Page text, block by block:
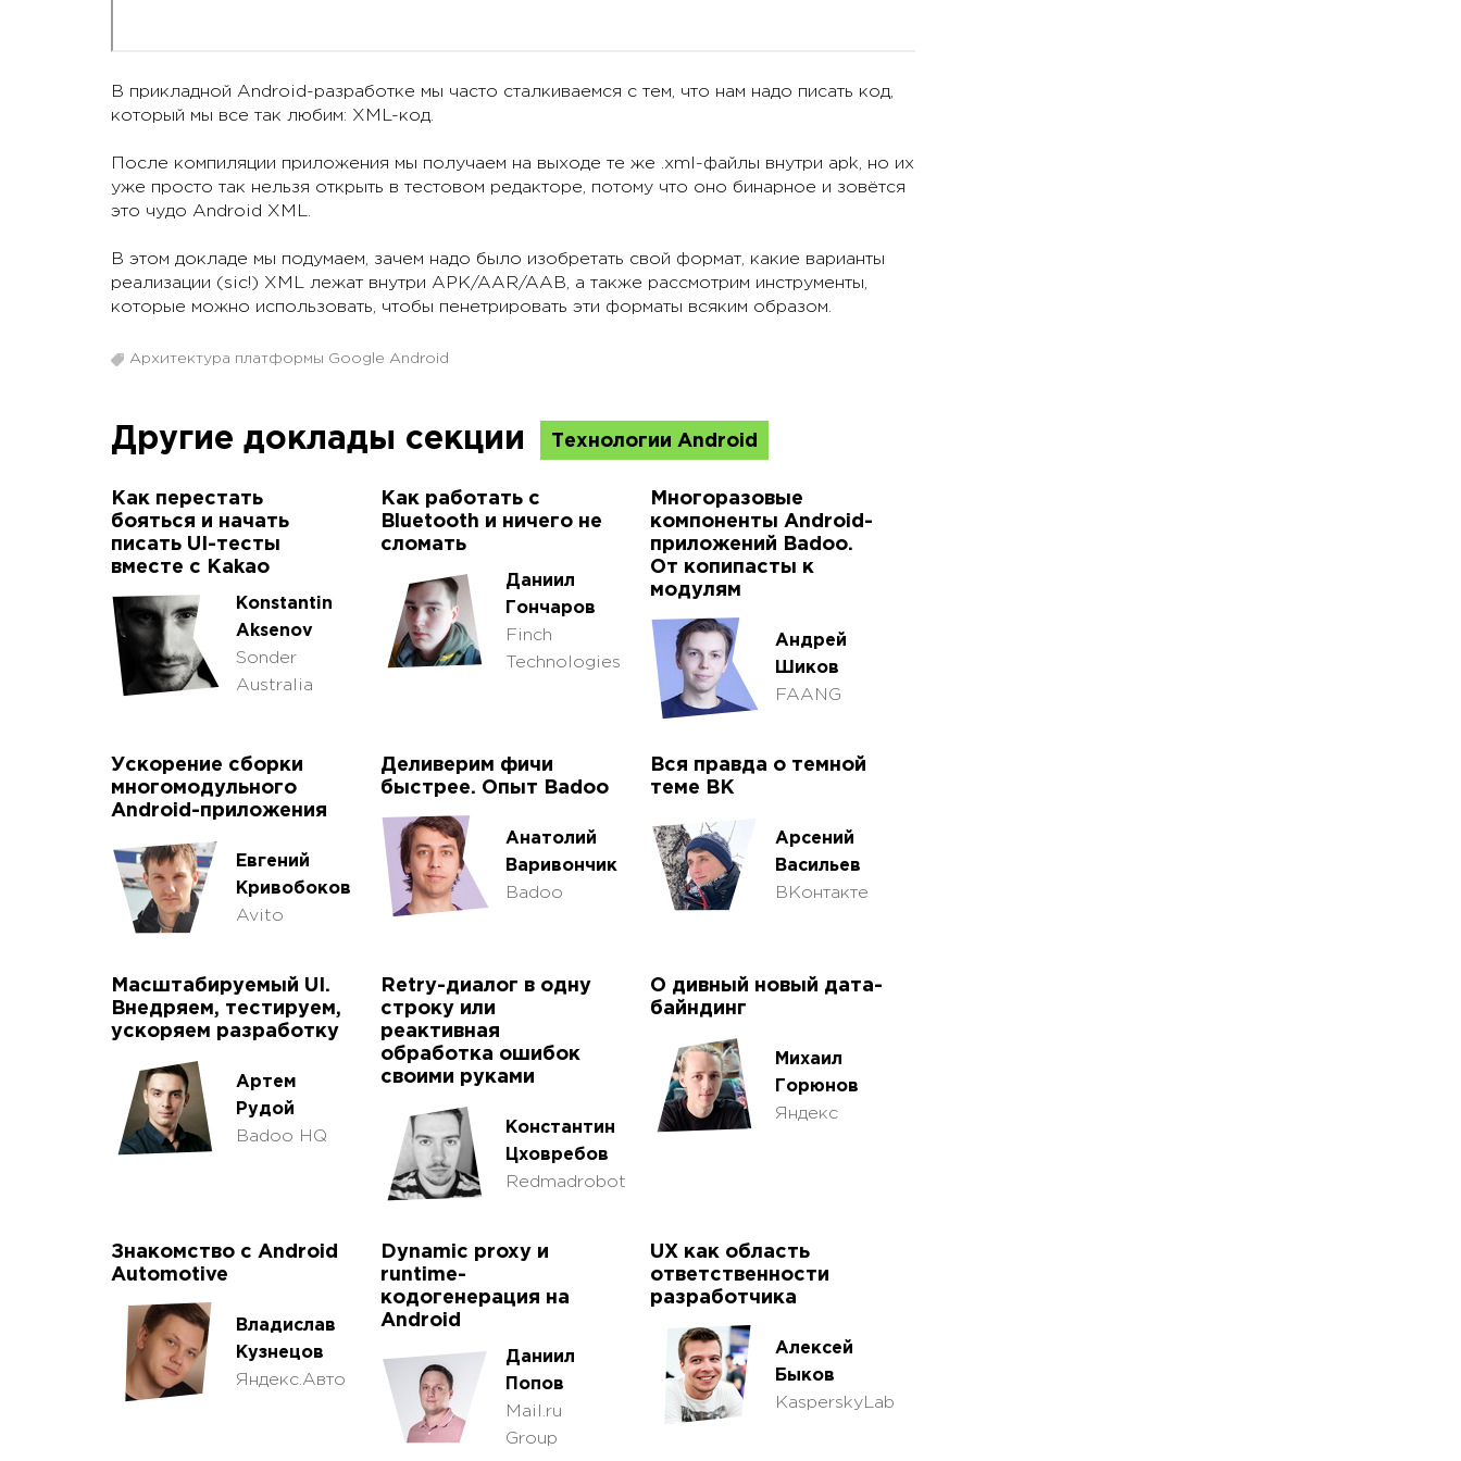
В прикладной Android-разработке мы часто сталкиваемся с тем, что нам надо писать код,
который мы все так любим: XML-код.
После компиляции приложения мы получаем на выходе те же .xml-файлы внутри apk, но их
уже просто так нельзя открыть в тестовом редакторе, потому что оно бинарное и зовётся
это чудо Android XML.
В этом докладе мы подумаем, зачем надо было изобретать свой формат, какие варианты
реализации (sic!) XML лежат внутри APK/AAR/AAB, а также рассмотрим инструменты,
которые можно использовать, чтобы пенетрировать эти форматы всяким образом.
Архитектура платформы Google Android
Другие доклады секции Технологии Android
Как перестать
бояться и начать
писать UI-тесты
вместе с Kakao
Konstantin
Aksenov
Sonder
Australia
Как работать с
Bluetooth и ничего не
сломать
Даниил
Гончаров
Finch
Technologies
Многоразовые
компоненты Android-
приложений Badoo.
От копипасты к
модулям
Андрей
Шиков
FAANG
Ускорение сборки
многомодульного
Android-приложения
Евгений
Кривобоков
Avito
Деливерим фичи
быстрее. Опыт Badoo
Анатолий
Варивончик
Badoo
Вся правда о темной
теме ВК
Арсений
Васильев
ВКонтакте
Масштабируемый UI.
Внедряем, тестируем,
ускоряем разработку
Артем
Рудой
Badoo HQ
Retry-диалог в одну
строку или
реактивная
обработка ошибок
своими руками
Константин
Цховребов
Redmadrobot
О дивный новый дата-
байндинг
Михаил
Горюнов
Яндекс
Знакомство с Android
Automotive
Владислав
Кузнецов
Яндекс.Авто
Dynamic proxy и
runtime-
кодогенерация на
Android
Даниил
Попов
Mail.ru
Group
UX как область
ответственности
разработчика
Алексей
Быков
KasperskyLab